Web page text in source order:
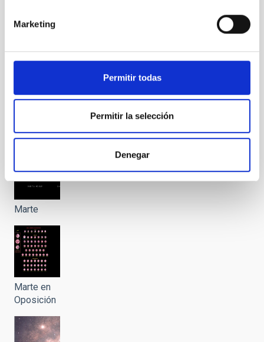
Marketing
Permitir todas
Permitir la selección
Denegar
Jupiter
La Tierra
Apolo 17
Marte
Marte en
Oposición